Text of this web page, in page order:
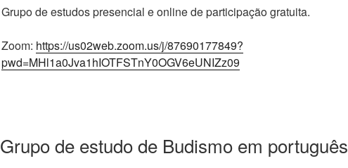
Grupo de estudos presencial e online de participação gratuita.
Zoom: https://us02web.zoom.us/j/87690177849?
pwd=MHl1a0Jva1hIOTFSTnY0OGV6eUNIZz09
Grupo de estudo de Budismo em português